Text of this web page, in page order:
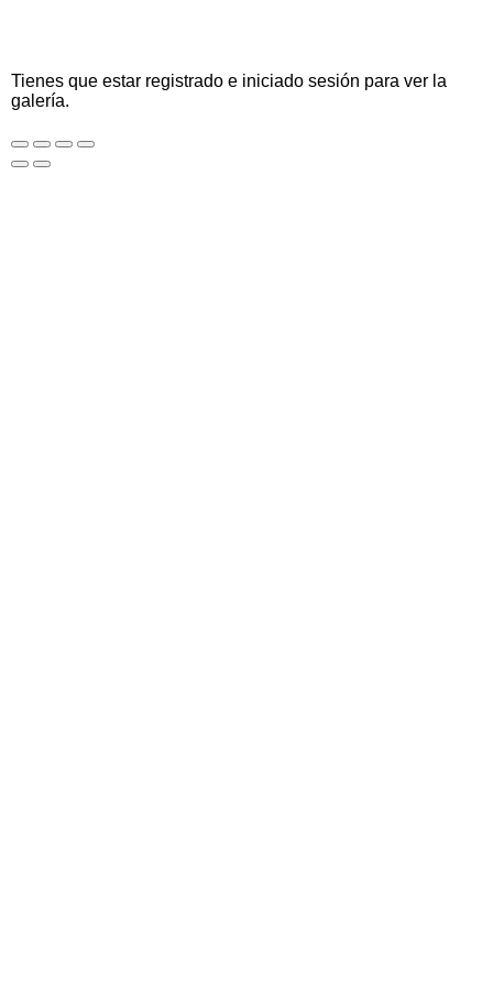
Tienes que estar registrado e iniciado sesión para ver la
galería.